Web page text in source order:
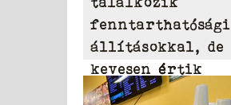
fenntarthatósági
állításokkal, de
kevesen értik
azokat